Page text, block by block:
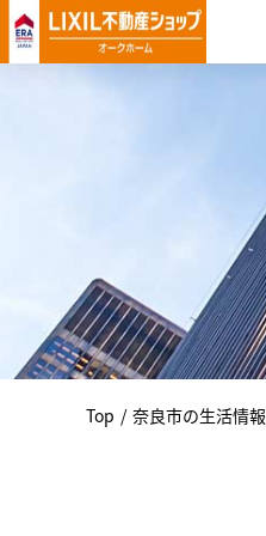
Top / 奈良市の生活情報